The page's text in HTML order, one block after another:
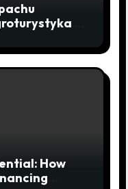
w
How